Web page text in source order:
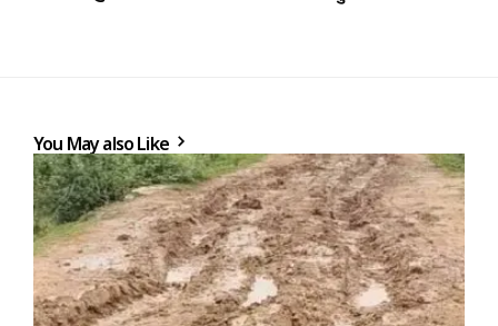
You May also Like